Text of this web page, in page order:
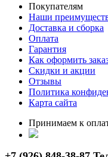
Покупателям
Наши
Доставка и сборка
Оплата
Гарантия
Как оформить
Скидки и акции
Отзывы
Политика
Карта сайта
Принимаем к